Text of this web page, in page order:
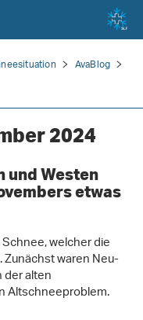
AvaBlog
2024
und Westen
etwas
welcher die
waren Neu-
der alten
Altschneeproblem.